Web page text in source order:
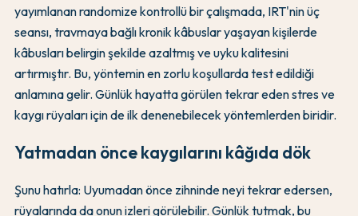
yayımlanan randomize kontrollü bir çalışmada, IRT'nin üç
seansı, travmaya bağlı kronik kâbuslar yaşayan kişilerde
kâbusları belirgin şekilde azaltmış ve uyku kalitesini
artırmıştır. Bu, yöntemin en zorlu koşullarda test edildiği
anlamına gelir. Günlük hayatta görülen tekrar eden stres ve
kaygı rüyaları için de ilk denenebilecek yöntemlerden biridir.
Yatmadan önce kaygılarını kâğıda dök
Şunu hatırla: Uyumadan önce zihninde neyi tekrar edersen,
rüyalarında da onun izleri görülebilir. Günlük tutmak, bu